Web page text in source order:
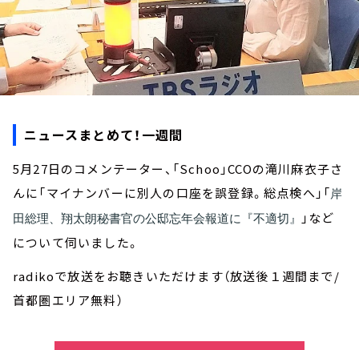
ニュースまとめて！一週間
5月27日のコメンテーター、「Schoo」CCOの滝川麻衣子さ
んに「マイナンバーに別人の口座を誤登録。総点検へ」「岸
田総理、翔太朗秘書官の公邸忘年会報道に『不適切』
」など
について伺いました。
radikoで放送をお聴きいただけます（放送後１週間まで/
首都圏エリア無料）